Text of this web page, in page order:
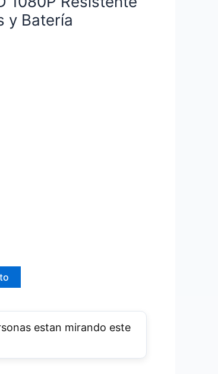
y Batería
estan mirando este